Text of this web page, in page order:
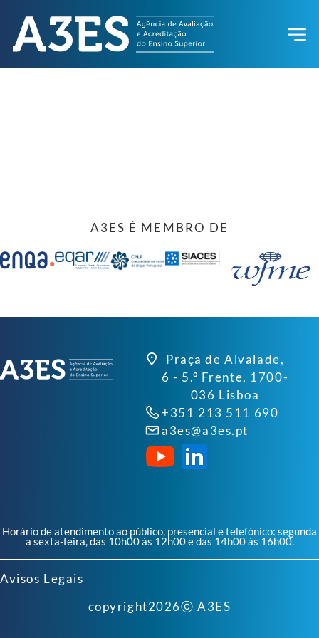
A3ES É MEMBRO DE
Praça de Alvalade,
6 - 5.º Frente, 1700-
036 Lisboa
+351 213 511 690
a3es@a3es.pt
Horário de atendimento ao público, presencial e telefónico: segunda
a sexta-feira, das 10h00 às 12h00 e das 14h00 às 16h00.
Avisos Legais
copyright2026ⓒ A3ES